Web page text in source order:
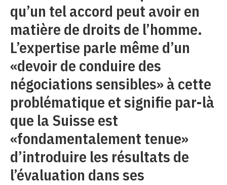
qu’un tel accord peut avoir en
matière de droits de l’homme.
L’expertise parle même d’un
«devoir de conduire des
négociations sensibles» à cette
problématique et signifie par-là
que la Suisse est
«fondamentalement tenue»
d’introduire les résultats de
l’évaluation dans ses